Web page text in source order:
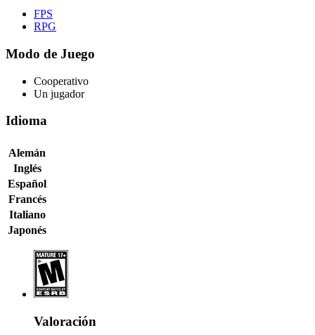
FPS
RPG
Modo de Juego
Cooperativo
Un jugador
Idioma
Alemán
Inglés
Español
Francés
Italiano
Japonés
Valoración